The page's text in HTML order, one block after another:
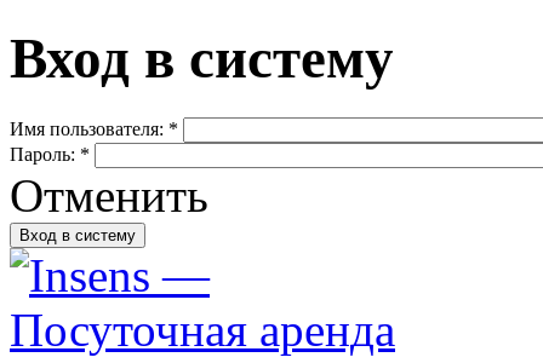
Вход в систему
Имя пользователя: *
Пароль: *
Отменить